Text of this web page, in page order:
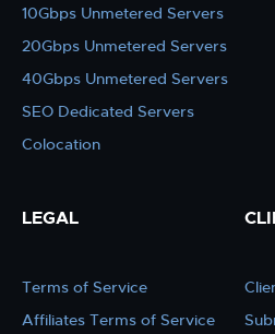
10Gbps Unmetered Servers
20Gbps Unmetered Servers
40Gbps Unmetered Servers
SEO Dedicated Servers
Colocation
LEGAL
Terms of Service
Affiliates Terms of Service